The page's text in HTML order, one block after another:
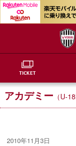
TICKET
アカデミー （U-
2010年11月3日